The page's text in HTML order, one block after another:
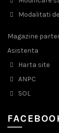
Modalitati
Magazine
Asistenta
Harta site
ANPC
SOL